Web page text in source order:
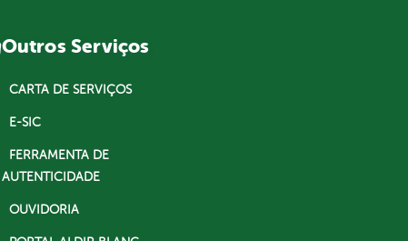
Outros Serviços
CARTA DE SERVIÇOS
E-SIC
FERRAMENTA DE
AUTENTICIDADE
OUVIDORIA